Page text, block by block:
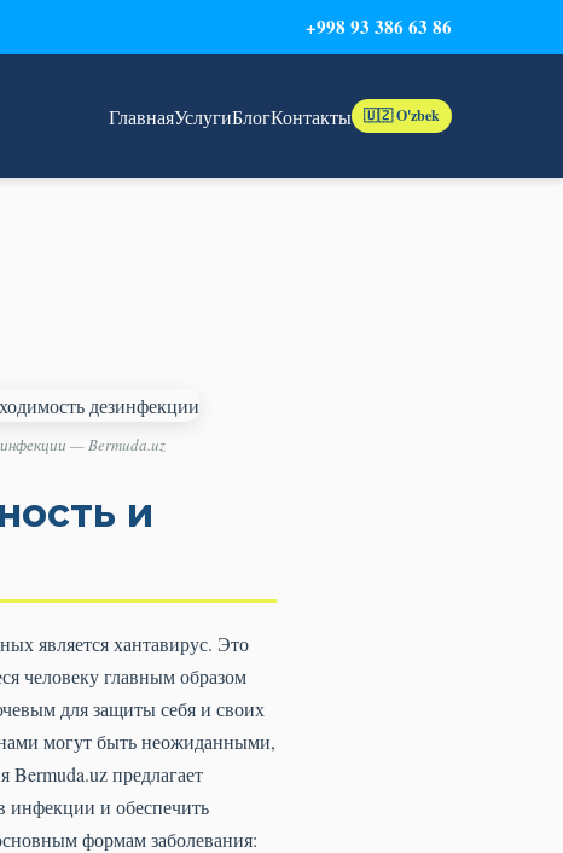
+998 93 386 63 86
ГлавнаяУслугиБлогКонтакты 🇺🇿 O'zbek
— Bermuda.uz
и
является хантавирус. Это
человеку главным образом
для защиты себя и своих
могут быть неожиданными,
Bermuda.uz предлагает
инфекции и обеспечить
формам заболевания: